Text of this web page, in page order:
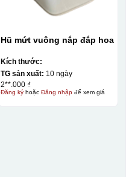
Hũ mứt vuông nắp đắp hoa
Kích thước:
TG sản xuất: 10 ngày
2**.000 ₫
Đăng kýhoặc Đăng nhậpđể xem giá